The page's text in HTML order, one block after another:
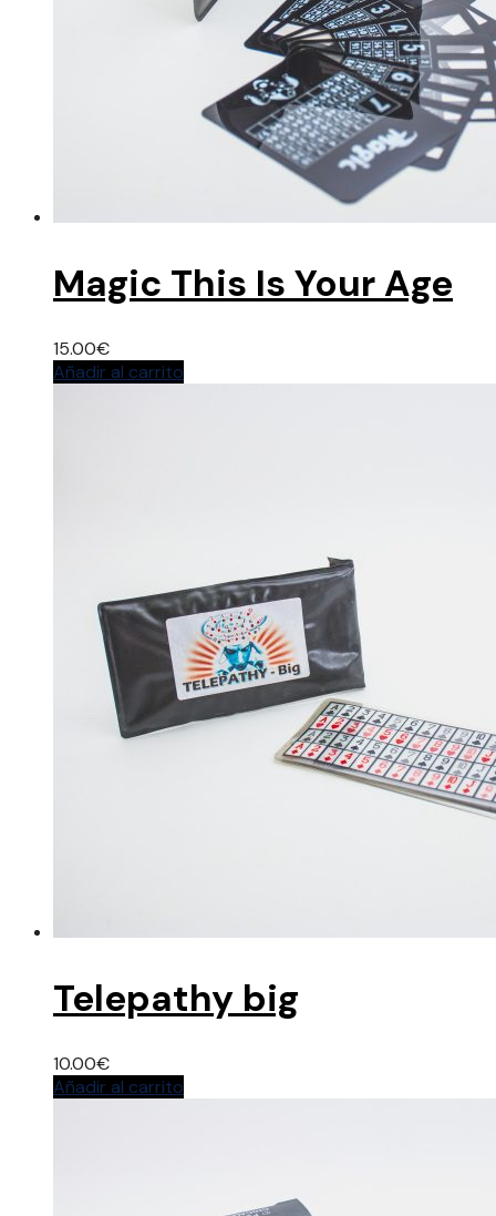
Magic This Is Your Age
15.00€
Añadir al carrito
Telepathy big
10.00€
Añadir al carrito